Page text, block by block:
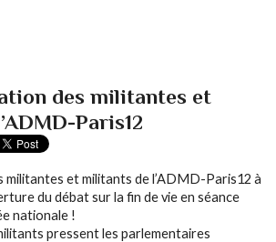
des militantes et
Paris12
militantes et militants de l’ADMD-Paris12 à
du débat sur la fin de vie en séance
nationale !
pressent les parlementaires